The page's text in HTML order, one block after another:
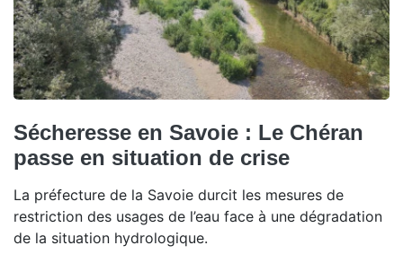
Sécheresse en Savoie : Le Chéran
passe en situation de crise
La préfecture de la Savoie durcit les mesures de
restriction des usages de l’eau face à une dégradation
de la situation hydrologique.